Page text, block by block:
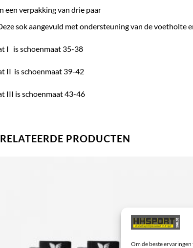
Om de beste
een verpakking van drie paar
sok aangevuld met ondersteuning van de voetholte
I is schoenmaat 35-38
II is schoenmaat 39-42
III is schoenmaat 43-46
PRODUCTEN